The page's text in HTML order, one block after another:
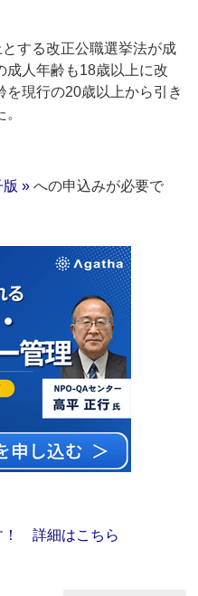
する改正公職選挙法が成
成人年齢も18歳以上に改
現行の20歳以上から引き
版 » への申込みが必要で
！ 詳細はこちら